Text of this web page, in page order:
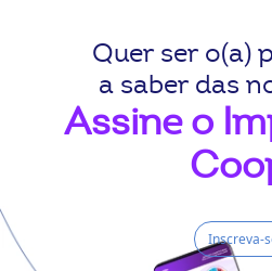
Quer ser o(a)
a saber das
Assine o
Inscreva-